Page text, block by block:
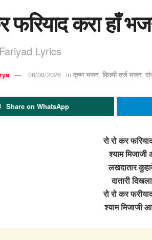
फरियाद करा हाँ
Lyrics
06/08/2026 in कृष्ण भजन, फिल्मी तर्ज भजन,
Share on WhatsApp
रो रो कर
श्याम
लखदातार
दातारी
रो रो कर
श्याम मिजाजी